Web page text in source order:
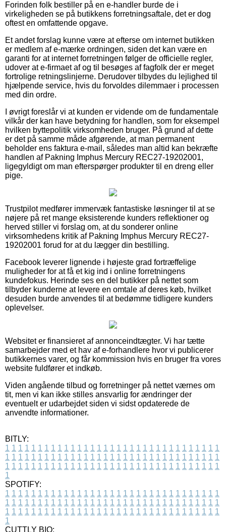
Forinden folk bestiller på en e-handler burde de i
virkeligheden se på butikkens forretningsaftale, det er dog
oftest en omfattende opgave.
Et andet forslag kunne være at efterse om internet butikken
er medlem af e-mærke ordningen, siden det kan være en
garanti for at internet forretningen følger de officielle regler,
udover at e-firmaet af og til besøges af fagfolk der er meget
fortrolige retningslinjerne. Derudover tilbydes du lejlighed til
hjælpende service, hvis du forvoldes dilemmaer i processen
med din ordre.
I øvrigt foreslår vi at kunden er vidende om de fundamentale
vilkår der kan have betydning for handlen, som for eksempel
hvilken byttepolitik virksomheden bruger. På grund af dette
er det på samme måde afgørende, at man permanent
beholder ens faktura e-mail, således man altid kan bekræfte
handlen af Pakning Imphus Mercury REC27-19202001,
ligegyldigt om man efterspørger produkter til en dreng eller
pige.
Trustpilot medfører immervæk fantastiske løsninger til at se
nøjere på ret mange eksisterende kunders reflektioner og
herved stiller vi forslag om, at du sonderer online
virksomhedens kritik af Pakning Imphus Mercury REC27-
19202001 forud for at du lægger din bestilling.
Facebook leverer lignende i højeste grad fortræffelige
muligheder for at få et kig ind i online forretningens
kundefokus. Herinde ses en del butikker på nettet som
tilbyder kunderne at levere en omtale af deres køb, hvilket
desuden burde anvendes til at bedømme tidligere kunders
oplevelser.
Websitet er finansieret af annonceindtægter. Vi har tætte
samarbejder med et hav af e-forhandlere hvor vi publicerer
butikkernes varer, og får kommission hvis en bruger fra vores
website fuldfører et indkøb.
Viden angående tilbud og forretninger på nettet værnes om
tit, men vi kan ikke stilles ansvarlig for ændringer der
eventuelt er udarbejdet siden vi sidst opdaterede de
anvendte informationer.
BITLY:
1 1 1 1 1 1 1 1 1 1 1 1 1 1 1 1 1 1 1 1 1 1 1 1 1 1 1 1 1 1 1 1 1
1 1 1 1 1 1 1 1 1 1 1 1 1 1 1 1 1 1 1 1 1 1 1 1 1 1 1 1 1 1 1 1 1
1 1 1 1 1 1 1 1 1 1 1 1 1 1 1 1 1 1 1 1 1 1 1 1 1 1 1 1 1 1 1 1 1
1
SPOTIFY:
1 1 1 1 1 1 1 1 1 1 1 1 1 1 1 1 1 1 1 1 1 1 1 1 1 1 1 1 1 1 1 1 1
1 1 1 1 1 1 1 1 1 1 1 1 1 1 1 1 1 1 1 1 1 1 1 1 1 1 1 1 1 1 1 1 1
1 1 1 1 1 1 1 1 1 1 1 1 1 1 1 1 1 1 1 1 1 1 1 1 1 1 1 1 1 1 1 1 1
1
CUTTLY BIO: